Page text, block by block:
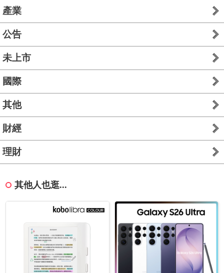
產業
公告
未上市
國際
其他
財經
理財
其他人也逛...